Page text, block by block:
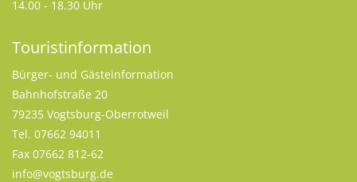
14.00 - 18.30 Uhr
Touristinformation
Bürger- und Gästeinformation
Bahnhofstraße 20
79235 Vogtsburg-Oberrotweil
Tel. 07662 94011
Fax 07662 812-62
info@vogtsburg.de